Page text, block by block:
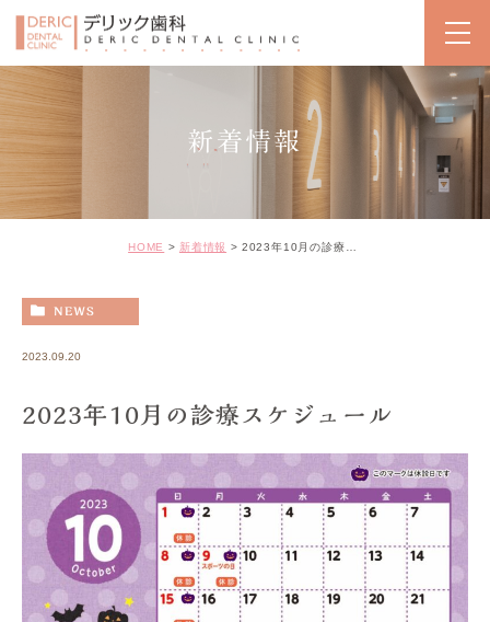
新着情報
HOME 新着情報 2023年10月の診療スケジュール
NEWS
2023.09.20
2023年10月の診療スケジュール